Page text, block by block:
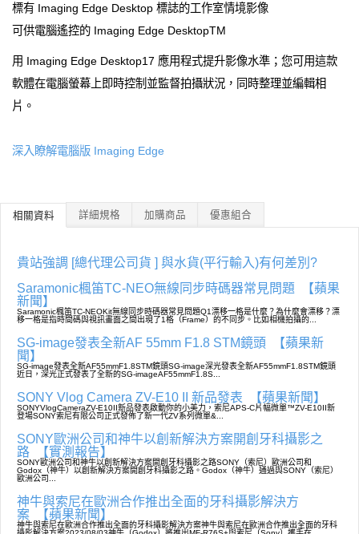
標有 Imaging Edge Desktop 標誌的工作室情境影像
可供電腦遙控的 Imaging Edge DesktopTM
用 Imaging Edge Desktop17 應用程式提升影像水準；您可用這款
軟體在電腦螢幕上即時控制並監督拍攝狀況，同時整理並編輯相
片。
深入瞭解電腦版 Imaging Edge
相關資料 詳細規格 加購商品 優惠組合
貴站強調 [總代理公司貨 ] 與水貨(平行輸入)有何差別?
Saramonic楓笛TC-NEO無線同步時碼器常見問題
【蘋果
新聞】
Saramonic楓笛TC-NEOKit無線同步時碼器常見問題Q1漂移一格是什麼？為什麼會漂移？漂
移一格是指時間碼與視訊畫面之間出現了1格（Frame）的不同步。比如相機拍攝的...
SG-image發表全新AF 55mm F1.8 STM鏡頭
【蘋果新
聞】
SG-image發表全新AF55mmF1.8STM鏡頭SG-image深光發表全新AF55mmF1.8STM鏡頭
近日，深光正式發表了全新的SG-imageAF55mmF1.8S...
SONY Vlog Camera ZV-E10 II 新品發表 【蘋果新聞】
SONYVlogCameraZV-E10II新品發表啟動你的小美力，索尼APS-C片幅微單™ZV-E10II新
登場SONY索尼有限公司正式發佈了新一代ZV系列微單&...
SONY歐洲公司和神牛以創新解決方案開創牙科攝影之
路
【實測報告】
SONY歐洲公司和神牛以創新解決方案開創牙科攝影之路SONY（索尼）歐洲公司和
Godox（神牛）以創新解決方案開創牙科攝影之路。Godox（神牛）通過與SONY（索尼）
歐洲公司...
神牛與索尼在歐洲合作推出全面的牙科攝影解決方
案
【蘋果新聞】
神牛與索尼在歐洲合作推出全面的牙科攝影解決方案神牛與索尼在歐洲合作推出全面的牙科